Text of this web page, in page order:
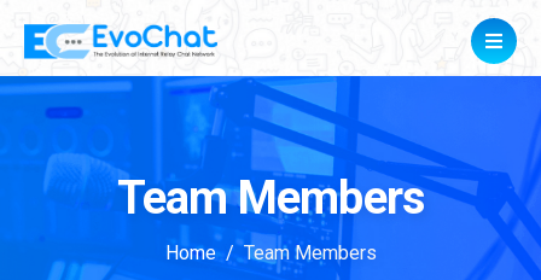
Team Members
Home Team Members